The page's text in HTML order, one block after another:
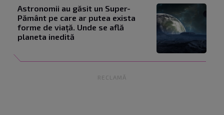
Astronomii au găsit un Super-
Pământ pe care ar putea exista
forme de viață. Unde se află
planeta inedită
RECLAMĂ